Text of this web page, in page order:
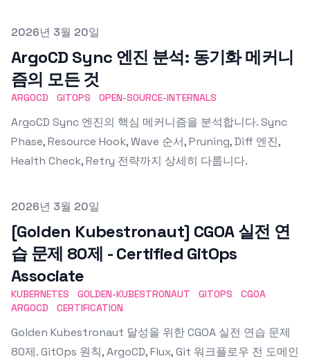
Published on
2026년 3월 20일
ArgoCD Sync 엔진 분석: 동기화 메커니
즘의 모든 것
ARGOCD GITOPS OPEN-SOURCE-INTERNALS
ArgoCD Sync 엔진의 핵심 메커니즘을 분석합니다. Sync
Phase, Resource Hook, Wave 순서, Pruning, Diff 엔진,
Health Check, Retry 전략까지 상세히 다룹니다.
Published on
2026년 3월 20일
[Golden Kubestronaut] CGOA 실전 연
습 문제 80제 - Certified GitOps
Associate
KUBERNETES GOLDEN-KUBESTRONAUT GITOPS
CGOA
ARGOCD
CERTIFICATION
Golden Kubestronaut 달성을 위한 CGOA 실전 연습 문제
80제. GitOps 원칙, ArgoCD, Flux, Git 워크플로우 전 도메인